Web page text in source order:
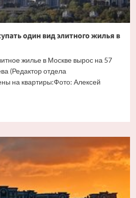
один вид элитного жилья в
жилье в Москве вырос на 57
(Редактор отдела
на квартиры:Фото: Алексей